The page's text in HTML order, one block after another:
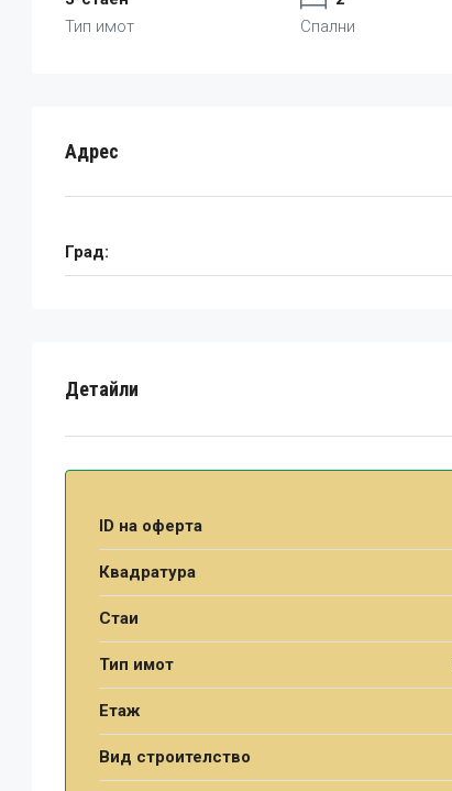
Тип имот
Спални
Адрес
Град:
Детайли
ID на оферта
Квадратура
Стаи
Тип имот
Етаж
Вид строителство